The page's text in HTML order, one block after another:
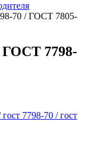
70 / ГОСТ 7805-
ГОСТ 7798-